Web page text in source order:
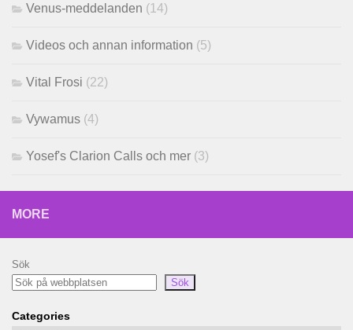
Venus-meddelanden (14)
Videos och annan information (5)
Vital Frosi (22)
Vywamus (4)
Yosef's Clarion Calls och mer (3)
MORE
Sök
Sök
Categories